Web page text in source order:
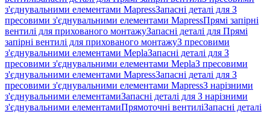
з'єднувальними елементами MapressЗапасні деталі для З
пресовими з'єднувальними елементами MapressПрямі запірні
вентилі для прихованого монтажуЗапасні деталі для Прямі
запірні вентилі для прихованого монтажуЗ пресовими
з'єднувальними елементами MeplaЗапасні деталі для З
пресовими з'єднувальними елементами MeplaЗ пресовими
з'єднувальними елементами MapressЗапасні деталі для З
пресовими з'єднувальними елементами MapressЗ нарізними
з'єднувальними елементамиЗапасні деталі для З нарізними
з'єднувальними елементамиПрямоточні вентиліЗапасні деталі